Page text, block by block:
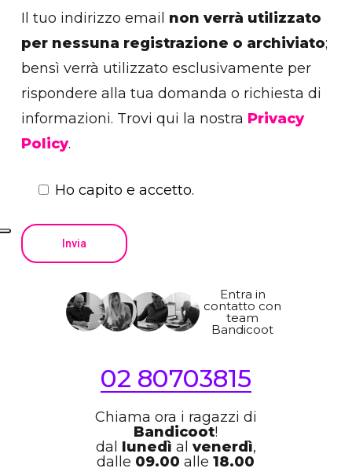
Il tuo indirizzo email non verrà utilizzato
per nessuna registrazione o archiviato;
bensì verrà utilizzato esclusivamente per
rispondere alla tua domanda o richiesta di
informazioni. Trovi qui la nostra Privacy
Policy.
Ho capito e accetto.
Entra in
contatto con
team
Bandicoot
02 80703815
Chiama ora i ragazzi di
Bandicoot!
dal lunedì al venerdì,
dalle 09.00 alle18.00